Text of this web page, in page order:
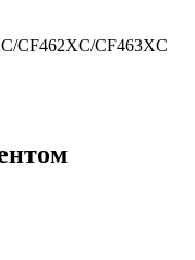
CF462XC/CF463XC